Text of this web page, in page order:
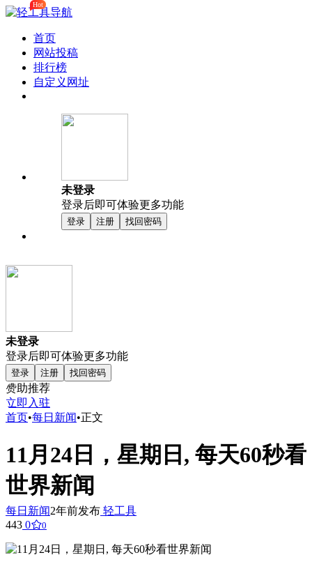
首页
网站投稿
排行榜
Hot
自定义网址
未登录
登录后即可体验更多功能
登录 注册 找回密码
未登录
登录后即可体验更多功能
登录 注册 找回密码
赞助推荐
立即入驻
首页•每日新闻•正文
11月24日，星期日, 每天60秒看
世界新闻
每日新闻2年前发布 轻工具
443 0 0